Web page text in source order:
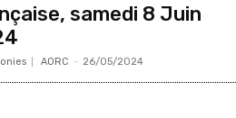
samedi 8 Juin
AORC - 26/05/2024